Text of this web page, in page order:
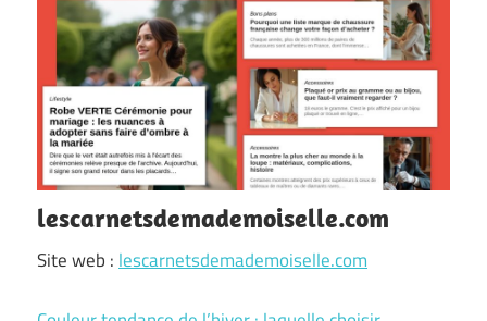
lescarnetsdemademoiselle.com
Site web : lescarnetsdemademoiselle.com